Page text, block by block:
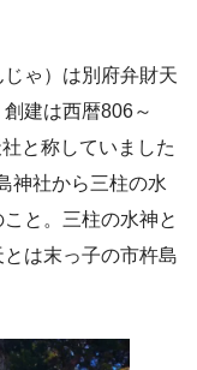
ゃ）は別府弁財天
建は西暦806～
と称していました
神社から三柱の水
と。三柱の水神と
は末っ子の市杵島